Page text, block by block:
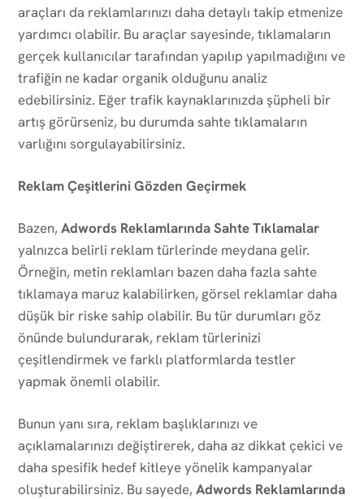
araçları da reklamlarınızı daha detaylı takip etmenize
yardımcı olabilir. Bu araçlar sayesinde, tıklamaların
gerçek kullanıcılar tarafından yapılıp yapılmadığını ve
trafiğin ne kadar organik olduğunu analiz
edebilirsiniz. Eğer trafik kaynaklarınızda şüpheli bir
artış görürseniz, bu durumda sahte tıklamaların
varlığını sorgulayabilirsiniz.
Reklam Çeşitlerini Gözden Geçirmek
Bazen,Adwords Reklamlarında Sahte Tıklamalar
yalnızca belirli reklam türlerinde meydana gelir.
Örneğin, metin reklamları bazen daha fazla sahte
tıklamaya maruz kalabilirken, görsel reklamlar daha
düşük bir riske sahip olabilir. Bu tür durumları göz
önünde bulundurarak, reklam türlerinizi
çeşitlendirmek ve farklı platformlarda testler
yapmak önemli olabilir.
Bunun yanı sıra, reklam başlıklarınızı ve
açıklamalarınızı değiştirerek, daha az dikkat çekici ve
daha spesifik hedef kitleye yönelik kampanyalar
oluşturabilirsiniz. Bu sayede,Adwords Reklamlarında